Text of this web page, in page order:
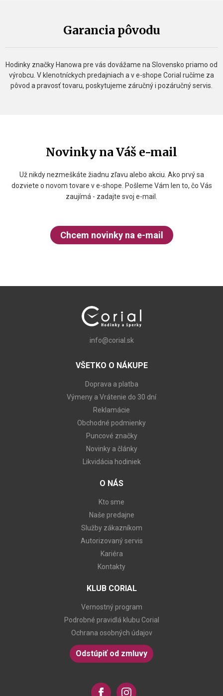
Garancia pôvodu
Hodinky značky Hanowa pre vás dovážame na Slovensko priamo od
výrobcu. V klenotníckych predajniach a v e-shope Corial ručíme za
pôvod a pravosť tovaru, poskytujeme záručný i pozáručný servis.
Novinky na Váš e-mail
Už nikdy nezmeškáte žiadnu zľavu alebo akciu. Ako prvý sa
dozviete o novom tovare v e-shope. Pošleme Vám len to, čo Vás
zaujímá - zadajte svoj e-mail.
Chcem novinky na e-mail
info@corial.sk
VŠETKO O NÁKUPE
Doprava a platba
Výmeny a Vrátenie do 30 dní
Reklamácie
Obchodné podmienky
Puncové značky
Novinky a články
Likvidácia hodiniek
O NÁS
Kto sme
Naše predajne
Služby zákazníkom
Autorizovaný servis
Kariéra
Kontakty
KLUB CORIAL
Vernostný program
Podrobné pravidlá klubu Corial
Ochrana osobných údajov
Odstúpiť od zmluvy